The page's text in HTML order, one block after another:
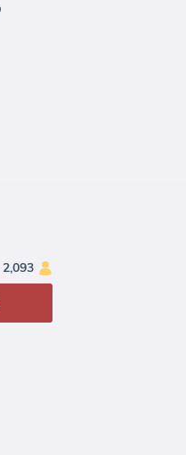
2,093